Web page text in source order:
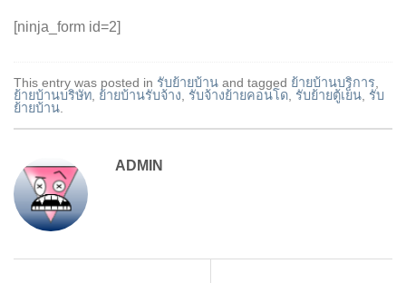
[ninja_form id=2]
This entry was posted in รับย้ายบ้าน and tagged ย้ายบ้านบริการ
ย้ายบ้านบริษัท ย้ายบ้านรับจ้าง รับจ้างย้ายคอนโด รับย้ายตู้เย็น รับ
ย้ายบ้าน
ADMIN